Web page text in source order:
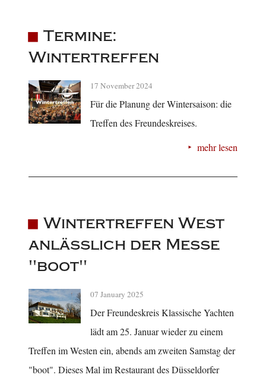
Termine:
Wintertreffen
17 November 2024
Für die Planung der Wintersaison: die
Treffen des Freundeskreises.
mehr lesen
Wintertreffen West
anlässlich der Messe
"boot"
07 January 2025
Der Freundeskreis Klassische Yachten
lädt am 25. Januar wieder zu einem
Treffen im Westen ein, abends am zweiten Samstag der
"boot". Dieses Mal im Restaurant des Düsseldorfer